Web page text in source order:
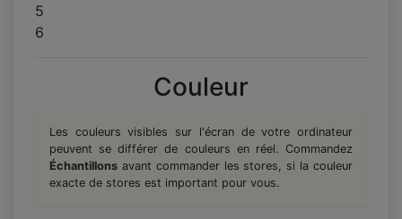
5
6
Couleur
Les couleurs visibles sur l'écran de votre ordinateur
peuvent se différer de couleurs en réel. Commandez
Échantillons avant commander les stores, si la couleur
exacte de stores est important pour vous.